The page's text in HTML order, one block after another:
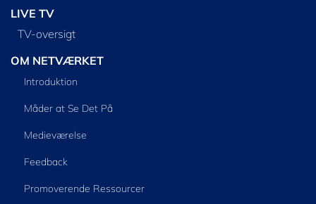
LIVE TV
TV-oversigt
OM NETVÆRKET
Introduktion
Måder at Se Det På
Medieværelse
Feedback
Promoverende Ressourcer